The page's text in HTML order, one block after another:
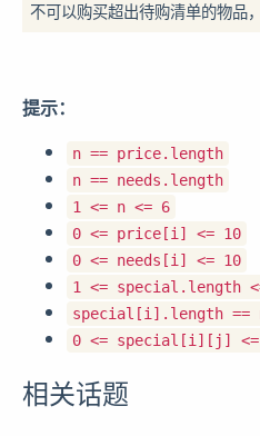
不可以购买超出待购清单的物品
提示：
n == price.length
n == needs.length
1 <= n <= 6
0 <= price[i] <= 10
0 <= needs[i] <= 10
1 <= special.length
special[i].length ==
0 <= special[i][j] <=
相关话题